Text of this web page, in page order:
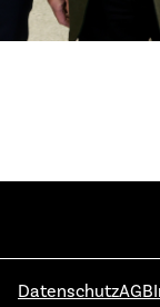
DatenschutzAGB